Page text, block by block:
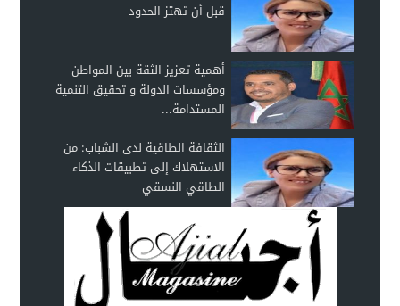
قبل أن تهتز الحدود
أهمية تعزيز الثقة بين المواطن
ومؤسسات الدولة و تحقيق التنمية
المستدامة...
الثقافة الطاقية لدى الشباب: من
الاستهلاك إلى تطبيقات الذكاء
الطاقي النسقي